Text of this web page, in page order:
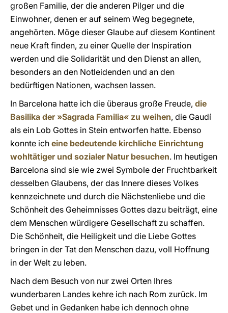
großen Familie, der die anderen Pilger und die
Einwohner, denen er auf seinem Weg begegnete,
angehörten. Möge dieser Glaube auf diesem Kontinent
neue Kraft finden, zu einer Quelle der Inspiration
werden und die Solidarität und den Dienst an allen,
besonders an den Notleidenden und an den
bedürftigen Nationen, wachsen lassen.
In Barcelona hatte ich die überaus große Freude, die
Basilika der»Sagrada Familia« zu weihen, die Gaudí
als ein Lob Gottes in Stein entworfen hatte. Ebenso
konnte ich eine bedeutende kirchliche Einrichtung
wohltätiger und sozialer Natur besuchen. Im heutigen
Barcelona sind sie wie zwei Symbole der Fruchtbarkeit
desselben Glaubens, der das Innere dieses Volkes
kennzeichnete und durch die Nächstenliebe und die
Schönheit des Geheimnisses Gottes dazu beiträgt, eine
dem Menschen würdigere Gesellschaft zu schaffen.
Die Schönheit, die Heiligkeit und die Liebe Gottes
bringen in der Tat den Menschen dazu, voll Hoffnung
in der Welt zu leben.
Nach dem Besuch von nur zwei Orten Ihres
wunderbaren Landes kehre ich nach Rom zurück. Im
Gebet und in Gedanken habe ich dennoch ohne